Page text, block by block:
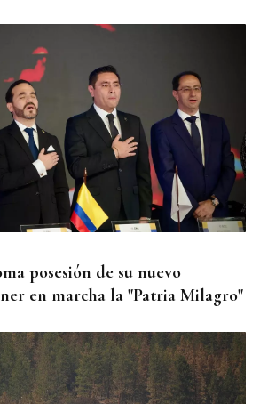
posesión de su nuevo
en marcha la "Patria Milagro"